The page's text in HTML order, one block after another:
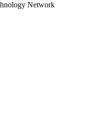
Network